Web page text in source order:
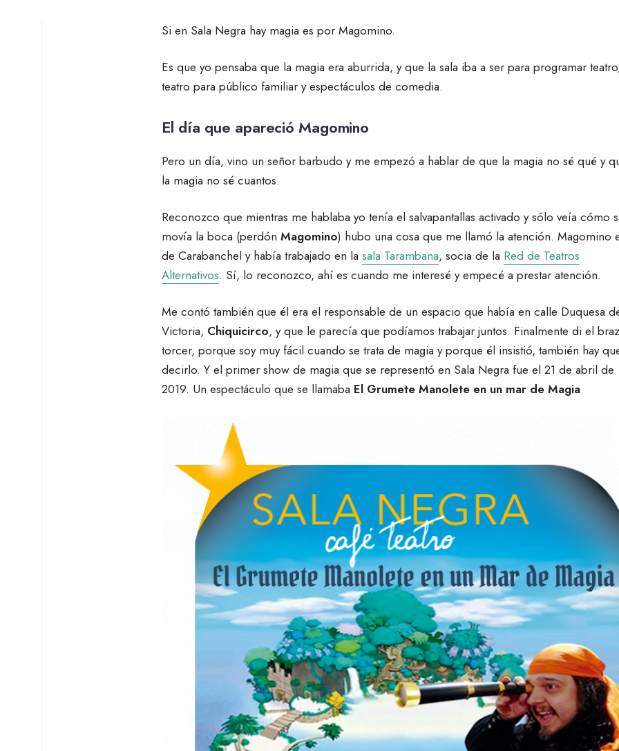
Si en Sala Negra hay magia es por Magomino.
Es que yo pensaba que la magia era aburrida, y que la sala iba a ser para programar
teatro para público familiar y espectáculos de comedia.
El día que apareció Magomino
Pero un día, vino un señor barbudo y me empezó a hablar de que la magia no sé qué y
la magia no sé cuantos.
Reconozco que mientras me hablaba yo tenía el salvapantallas activado y sólo veía cómo
movía la boca (perdón Magomino) hubo una cosa que me llamó la atención. Magomino
de Carabanchel y había trabajado en la sala Tarambana, socia de la Red de Teatros
Alternativos. Sí, lo reconozco, ahí es cuando me interesé y empecé a prestar atención.
Me contó también que él era el responsable de un espacio que había en calle Duquesa
Victoria, Chiquicirco, y que le parecía que podíamos trabajar juntos. Finalmente di el
torcer, porque soy muy fácil cuando se trata de magia y porque él insistió, también hay
decirlo. Y el primer show de magia que se representó en Sala Negra fue el 21 de abril de
2019. Un espectáculo que se llamaba El Grumete Manolete en un mar de Magia